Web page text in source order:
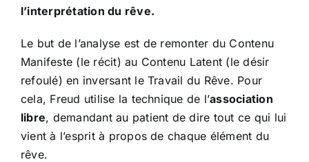
l’interprétation du rêve.
Le but de l’analyse est de remonter du Contenu
Manifeste (le récit) au Contenu Latent (le désir
refoulé) en inversant le Travail du Rêve. Pour
cela, Freud utilise la technique de l’association
libre, demandant au patient de dire tout ce qui lui
vient à l’esprit à propos de chaque élément du
rêve.